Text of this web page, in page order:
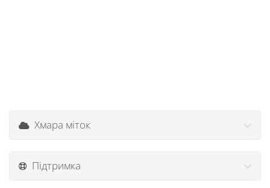
Хмара міток
Підтримка